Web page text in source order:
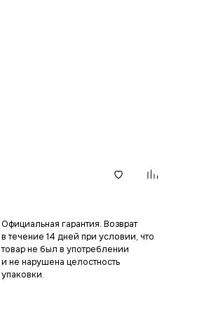
Официальная гарантия. Возврат
в течение 14 дней при условии, что
товар не был в употреблении
и не нарушена целостность
упаковки.